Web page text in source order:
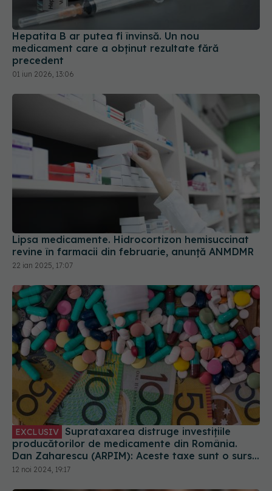
Hepatita B ar putea fi învinsă. Un nou
medicament care a obținut rezultate fără
precedent
01 iun 2026, 13:06
Lipsa medicamente. Hidrocortizon hemisuccinat
revine în farmacii din februarie, anunță ANMDMR
22 ian 2025, 17:07
EXCLUSIV
producătorilor de medicamente din România.
Dan Zaharescu (ARPIM): Aceste taxe sunt o sursă
de venit pentru sistemul sanitar
12 noi 2024, 19:17